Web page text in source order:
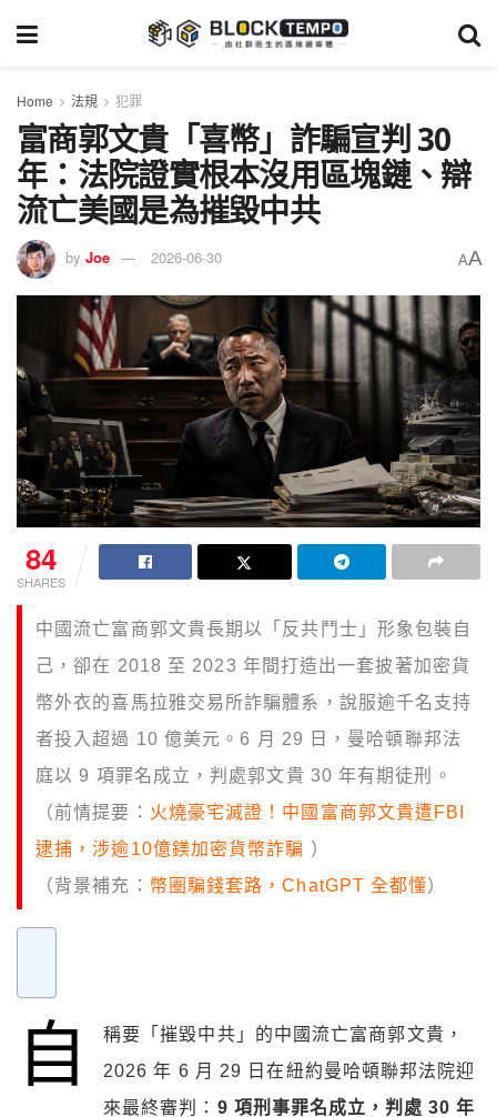
Home 法規 犯罪
富商郭文貴「喜幣」詐騙宣判 30
年：法院證實根本沒用區塊鏈、辯
流亡美國是為摧毀中共
by Joe 2026-06-30 AA
84
SHARES
中國流亡富商郭文貴長期以「反共鬥士」形象包裝自
己，卻在 2018 至 2023 年間打造出一套披著加密貨
幣外衣的喜馬拉雅交易所詐騙體系，說服逾千名支持
者投入超過 10 億美元。6 月 29 日，曼哈頓聯邦法
庭以 9 項罪名成立，判處郭文貴 30 年有期徒刑。
（前情提要： 火燒豪宅滅證！中國富商郭文貴遭FBI
逮捕，涉逾10億鎂加密貨幣詐騙 ）
（背景補充： 幣圈騙錢套路，ChatGPT 全都懂）
自
稱要「摧毀中共」的中國流亡富商郭文貴，
2026 年 6 月 29 日在紐約曼哈頓聯邦法院迎
來最終審判： 9 項刑事罪名成立，判處 30 年